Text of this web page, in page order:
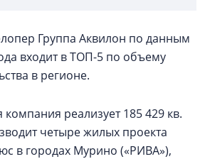
Группа Аквилон по данным
входит в ТОП-5 по объему
в регионе.
реализует 185 429 кв.
четыре жилых проекта
в городах Мурино («РИВА»),